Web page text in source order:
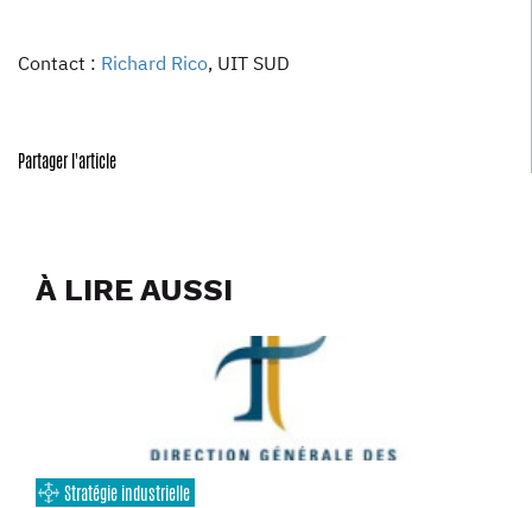
Contact : Richard Rico, UIT SUD
Partager l'article
À LIRE AUSSI
Stratégie industrielle